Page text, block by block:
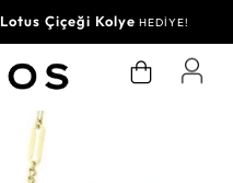
Lotus Çiçeği Kolye HEDİYE!